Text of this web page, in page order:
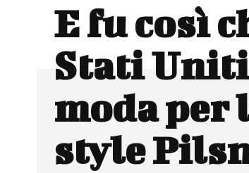
E fu così
Stati
moda
style